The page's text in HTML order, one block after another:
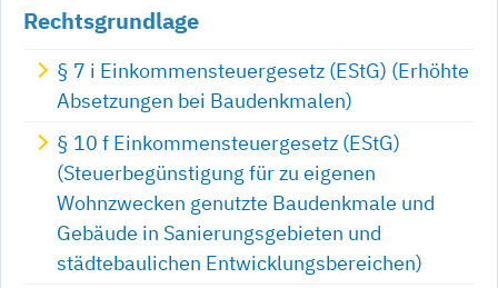
Rechtsgrundlage
§ 7 i Einkommensteuergesetz (EStG) (Erhöhte
Absetzungen bei Baudenkmalen)
§ 10 f Einkommensteuergesetz (EStG)
(Steuerbegünstigung für zu eigenen
Wohnzwecken genutzte Baudenkmale und
Gebäude in Sanierungsgebieten und
städtebaulichen Entwicklungsbereichen)